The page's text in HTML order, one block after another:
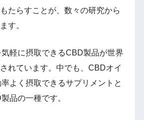
たらすことが、数々の研究から
す。
軽に摂取できるCBD製品が世界
れています。中でも、CBDオイ
よく摂取できるサプリメントと
品の一種です。